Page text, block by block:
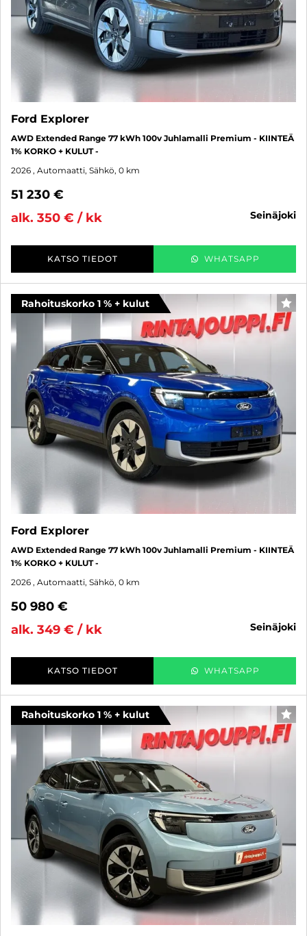
Ford Explorer
AWD Extended Range 77 kWh 100v Juhlamalli Premium - KIINTEÄ
1% KORKO + KULUT -
2026 , Automaatti, Sähkö, 0 km
51 230 €
alk. 350 € / kk
seinäjoki
KATSO TIEDOT WHATSAPP
Rahoituskorko 1 % + kulut
Ford Explorer
AWD Extended Range 77 kWh 100v Juhlamalli Premium - KIINTEÄ
1% KORKO + KULUT -
2026 , Automaatti, Sähkö, 0 km
50 980 €
alk. 349 € / kk
seinäjoki
KATSO TIEDOT WHATSAPP
Rahoituskorko 1 % + kulut